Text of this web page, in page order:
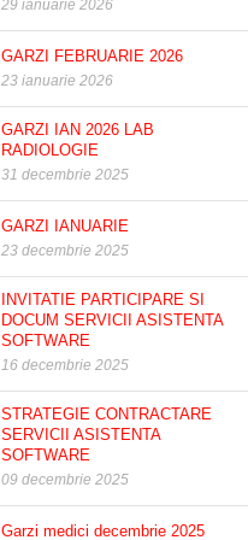
29 ianuarie 2026
GARZI FEBRUARIE 2026
23 ianuarie 2026
GARZI IAN 2026 LAB
RADIOLOGIE
31 decembrie 2025
GARZI IANUARIE
23 decembrie 2025
INVITATIE PARTICIPARE SI
DOCUM SERVICII ASISTENTA
SOFTWARE
16 decembrie 2025
STRATEGIE CONTRACTARE
SERVICII ASISTENTA
SOFTWARE
09 decembrie 2025
Garzi medici decembrie 2025